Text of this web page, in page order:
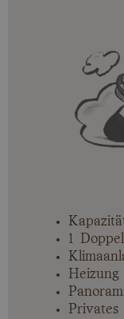
1
Heizung